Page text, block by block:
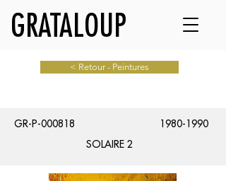
GRATALOUP
< Retour - Peintures
GR-P-000818
1980-1990
SOLAIRE 2